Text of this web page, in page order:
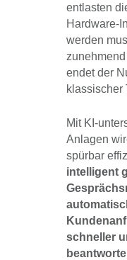
entlasten
Hardware-
werden
endet der
klassischer
Mit KI-
Anlagen
spürbar
intelligent
schneller